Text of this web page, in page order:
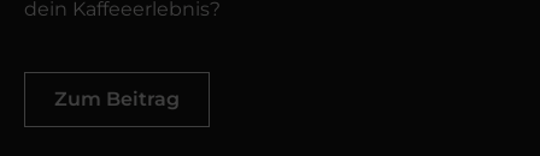
dein Kaffeeerlebnis?
Zum Beitrag